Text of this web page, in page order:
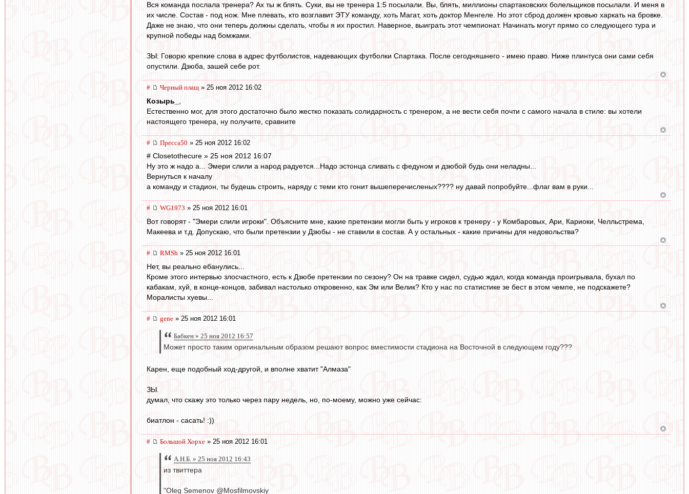
Вся команда послала тренера? Ах ты ж блять. Суки, вы не тренера 1:5 посылали. Вы, блять, миллионы спартаковских болельщиков посылали. И меня в
их числе. Состав - под нож. Мне плевать, кто возглавит ЭТУ команду, хоть Магат, хоть доктор Менгеле. Но этот сброд должен кровью харкать на бровке.
Даже не знаю, что они теперь должны сделать, чтобы я их простил. Наверное, выиграть этот чемпионат. Начинать могут прямо со следующего тура и
крупной победы над бомжами.
ЗЫ: Говорю крепкие слова в адрес футболистов, надевающих футболки Спартака. После сегодняшнего - имею право. Ниже плинтуса они сами себя
опустили. Дзюба, зашей себе рот.
# Черный плащ » 25 ноя 2012 16:02
Козырь_
Естественно мог, для этого достаточно было жестко показать солидарность с тренером, а не вести себя почти с самого начала в стиле: вы хотели
настоящего тренера, ну получите, сравните
# Пресса50 » 25 ноя 2012 16:02
# Closetothecure » 25 ноя 2012 16:07
Ну это ж надо а... Эмери слили а народ радуется...Надо эстонца сливать с федуном и дзюбой будь они неладны...
Вернуться к началу
а команду и стадион, ты будешь строить, наряду с теми кто гонит вышеперечисленых???? ну давай попробуйте...флаг вам в руки...
# WG1973 » 25 ноя 2012 16:01
Вот говорят - "Эмери слили игроки". Объясните мне, какие претензии могли быть у игроков к тренеру - у Комбаровых, Ари, Кариоки, Челльстрема,
Макеева и т.д. Допускаю, что были претензии у Дзюбы - не ставили в состав. А у остальных - какие причины для недовольства?
# RMSh » 25 ноя 2012 16:01
Нет, вы реально ебанулись...
Кроме этого интервью злосчастного, есть к Дзюбе претензии по сезону? Он на травке сидел, судью ждал, когда команда проигрывала, бухал по
кабакам, хуй, в конце-концов, забивал настолько откровенно, как Эм или Велик? Кто у нас по статистике зе бест в этом чемпе, не подскажете?
Моралисты хуевы...
# gene » 25 ноя 2012 16:01
Бабкен » 25 ноя 2012 16:57
Может просто таким оригинальным образом решают вопрос вместимости стадиона на Восточной в следующем году???
Карен, еще подобный ход-другой, и вполне хватит "Алмаза"
ЗЫ.
думал, что скажу это только через пару недель, но, по-моему, можно уже сейчас:
биатлон - сасать! :))
# Большой Хорхе » 25 ноя 2012 16:01
А.Н.Б. » 25 ноя 2012 16:43
из твиттера
"Oleg Semenov @Mosfilmovskiy